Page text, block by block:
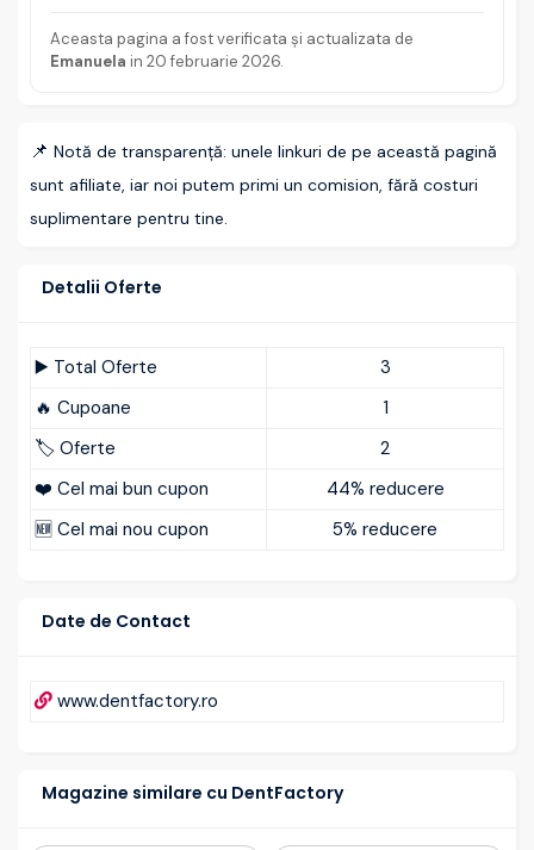
Aceasta pagina a fost verificata și actualizata de
Emanuela in 20 februarie 2026.
📌 Notă de transparență: unele linkuri de pe această pagină
sunt afiliate, iar noi putem primi un comision, fără costuri
suplimentare pentru tine.
Detalii Oferte
▶️ Total Oferte
3
🔥 Cupoane
1
🏷️ Oferte
2
❤️ Cel mai bun cupon
44% reducere
🆕 Cel mai nou cupon
5% reducere
Date de Contact
www.dentfactory.ro
Magazine similare cu DentFactory